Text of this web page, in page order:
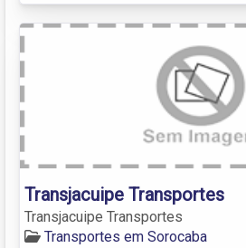
Transjacuipe Transportes
Transjacuipe Transportes
Transportes em Sorocaba